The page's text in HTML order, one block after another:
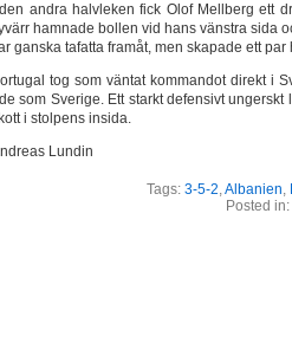
I den andra halvleken fick Olof Mellberg ett
hamnade bollen vid hans vänstra sida
ganska tafatta framåt, men skapade ett
tog som väntat kommandot direkt i
som Sverige. Ett starkt defensivt
i stolpens insida.
Lundin
Tags: 3-5-2,Albanien,
Posted in: